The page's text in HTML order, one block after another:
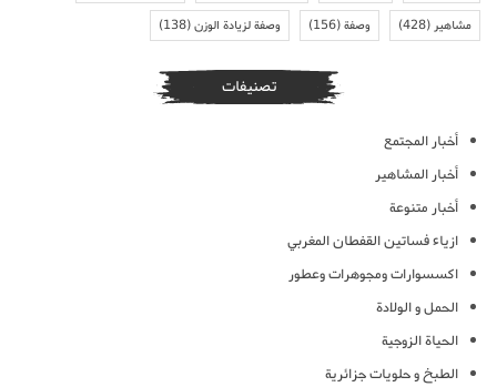
مشاهير(428) وصفة(156) وصفة لزيادة الوزن(138)
تصنيفات
أخبار المجتمع
أخبار المشاهير
أخبار متنوعة
ازياء فساتين القفطان المغربي
اكسسوارات ومجوهرات وعطور
الحمل و الولادة
الحياة الزوجية
الطبخ و حلويات جزائرية